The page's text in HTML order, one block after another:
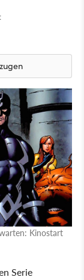
Kinostart
Serie